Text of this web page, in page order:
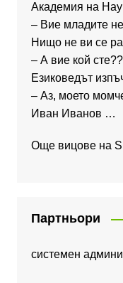
Академия на
– Вие младите
Нищо не ви се
– А вие кой сте??
Езиковедът
– Аз, моето
Иван Иванов …
Още вицове на
Партньори
системен